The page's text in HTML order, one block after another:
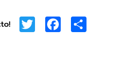
Twitter Facebook